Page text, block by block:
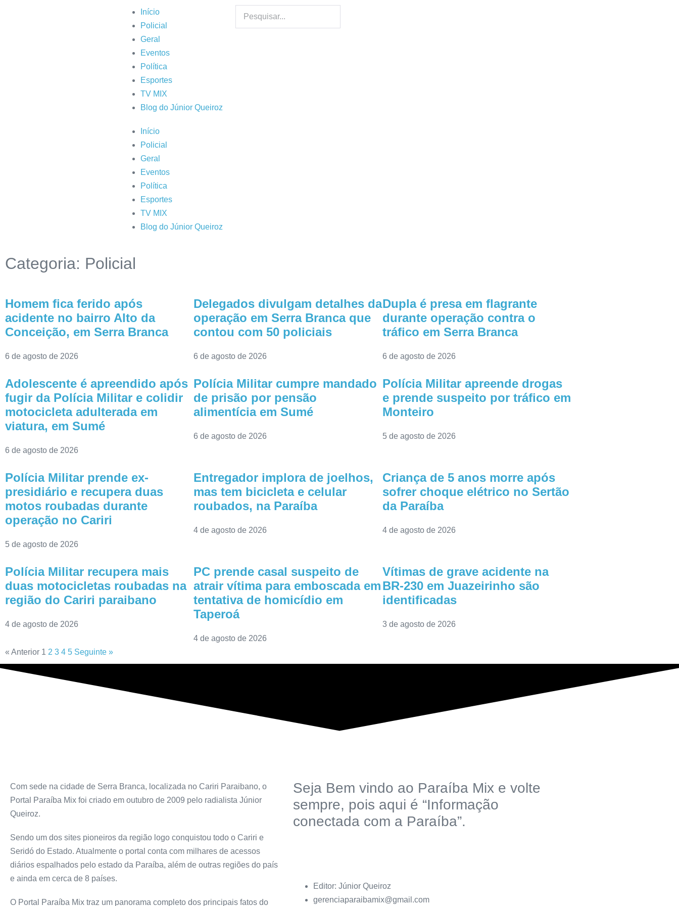
Início
Policial
Geral
Eventos
Política
Esportes
TV MIX
Blog do Júnior Queiroz
Início
Policial
Geral
Eventos
Política
Esportes
TV MIX
Blog do Júnior Queiroz
Categoria: Policial
Homem fica ferido após
acidente no bairro Alto da
Conceição, em Serra Branca
6 de agosto de 2026
Delegados divulgam detalhes da
operação em Serra Branca que
contou com 50 policiais
6 de agosto de 2026
Dupla é presa em flagrante
durante operação contra o
tráfico em Serra Branca
6 de agosto de 2026
Adolescente é apreendido após
fugir da Polícia Militar e colidir
motocicleta adulterada em
viatura, em Sumé
6 de agosto de 2026
Polícia Militar cumpre mandado
de prisão por pensão
alimentícia em Sumé
6 de agosto de 2026
Polícia Militar apreende drogas
e prende suspeito por tráfico em
Monteiro
5 de agosto de 2026
Polícia Militar prende ex-
presidiário e recupera duas
motos roubadas durante
operação no Cariri
5 de agosto de 2026
Entregador implora de joelhos,
mas tem bicicleta e celular
roubados, na Paraíba
4 de agosto de 2026
Criança de 5 anos morre após
sofrer choque elétrico no Sertão
da Paraíba
4 de agosto de 2026
Polícia Militar recupera mais
duas motocicletas roubadas na
região do Cariri paraibano
4 de agosto de 2026
PC prende casal suspeito de
atrair vítima para emboscada em
tentativa de homicídio em
Taperoá
4 de agosto de 2026
Vítimas de grave acidente na
BR-230 em Juazeirinho são
identificadas
3 de agosto de 2026
« Anterior 1 2 3 4 5 Seguinte »
Com sede na cidade de Serra Branca, localizada no Cariri Paraibano, o
Portal Paraíba Mix foi criado em outubro de 2009 pelo radialista Júnior
Queiroz.
Sendo um dos sites pioneiros da região logo conquistou todo o Cariri e
Seridó do Estado. Atualmente o portal conta com milhares de acessos
diários espalhados pelo estado da Paraíba, além de outras regiões do país
e ainda em cerca de 8 países.
O Portal Paraíba Mix traz um panorama completo dos principais fatos do
Seja Bem vindo ao Paraíba Mix e volte
sempre, pois aqui é “Informação
conectada com a Paraíba”.
Editor: Júnior Queiroz
gerenciaparaibamix@gmail.com